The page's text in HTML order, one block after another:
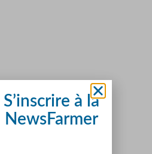
S’inscrire à la
NewsFarmer